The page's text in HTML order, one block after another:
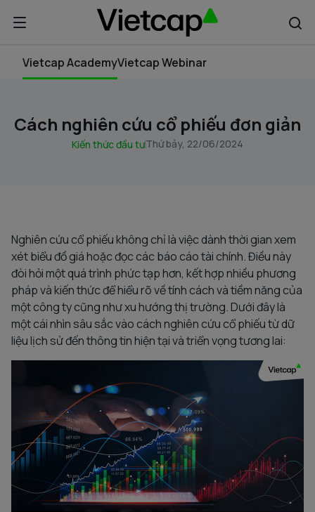
Vietcap AcademyVietcap Webinar
Cách nghiên cứu cổ phiếu đơn giản
Kiến thức đầu tưThứ bảy, 22/06/2024
Nghiên cứu cổ phiếu không chỉ là việc dành thời gian xem
xét biểu đồ giá hoặc đọc các báo cáo tài chính. Điều này
đòi hỏi một quá trình phức tạp hơn, kết hợp nhiều phương
pháp và kiến thức để hiểu rõ về tính cách và tiềm năng của
một công ty cũng như xu hướng thị trường. Dưới đây là
một cái nhìn sâu sắc vào cách nghiên cứu cổ phiếu từ dữ
liệu lịch sử đến thông tin hiện tại và triển vọng tương lai: